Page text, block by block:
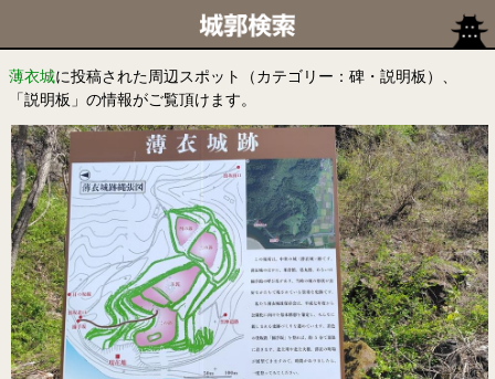
薄衣城に投稿された周辺スポット（カテゴリー：碑・説明板）、
「説明板」の情報がご覧頂けます。